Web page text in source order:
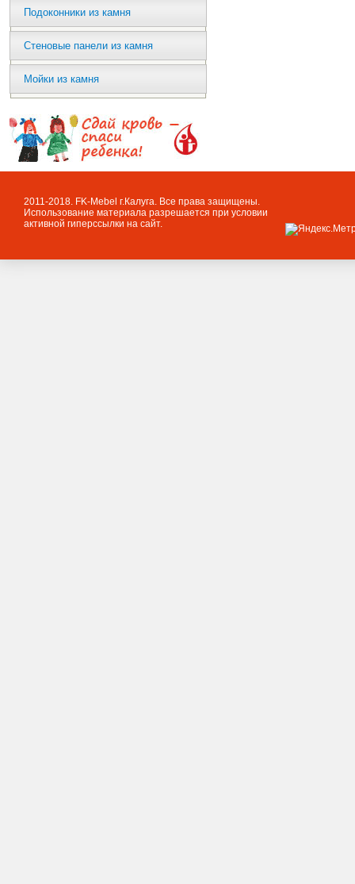
Подоконники из камня
Стеновые панели из камня
Мойки из камня
2011-2018. FK-Mebel г.Калуга. Все права защищены.
Использование материала разрешается при условии
активной гиперссылки на сайт.